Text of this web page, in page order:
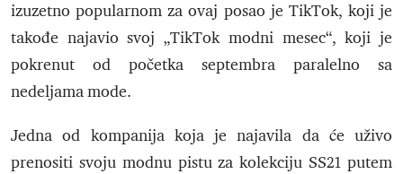
izuzetno popularnom za ovaj posao je TikTok, koji je
takođe najavio svoj „TikTok modni mesec“, koji je
pokrenut od početka septembra paralelno sa
nedeljama mode.
Jedna od kompanija koja je najavila da će uživo
prenositi svoju modnu pistu za kolekciju SS21 putem